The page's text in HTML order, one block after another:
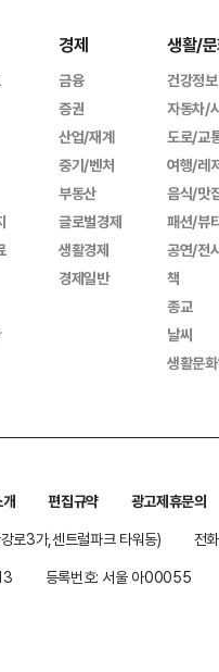
경제
금융
증권
산업/재계
중기/벤처
부동산
글로벌경제
생활경제
경제일반
생활/
건강정보
자동차/
도로/교
여행/레
음식/맛
패션/뷰
공연/전
책
종교
날씨
생활문
편집규약
광고제휴문의
로3가,센트럴파크 타워동)
전
등록번호: 서울 아00055